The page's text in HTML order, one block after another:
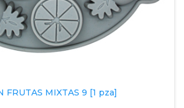
FRUTAS MIXTAS 9 [1 pza]